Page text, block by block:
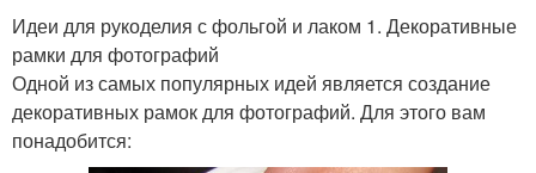
Идеи для рукоделия с фольгой и лаком 1. Декоративные
рамки для фотографий
Одной из самых популярных идей является создание
декоративных рамок для фотографий. Для этого вам
понадобится: